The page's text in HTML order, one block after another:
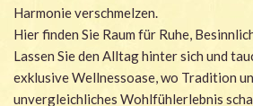
Harmonie verschmelzen.
Hier finden Sie Raum für Ruhe,
Lassen Sie den Alltag hinter sich und
exklusive Wellnessoase, wo Tradition
unvergleichliches Wohlfühlerlebnis